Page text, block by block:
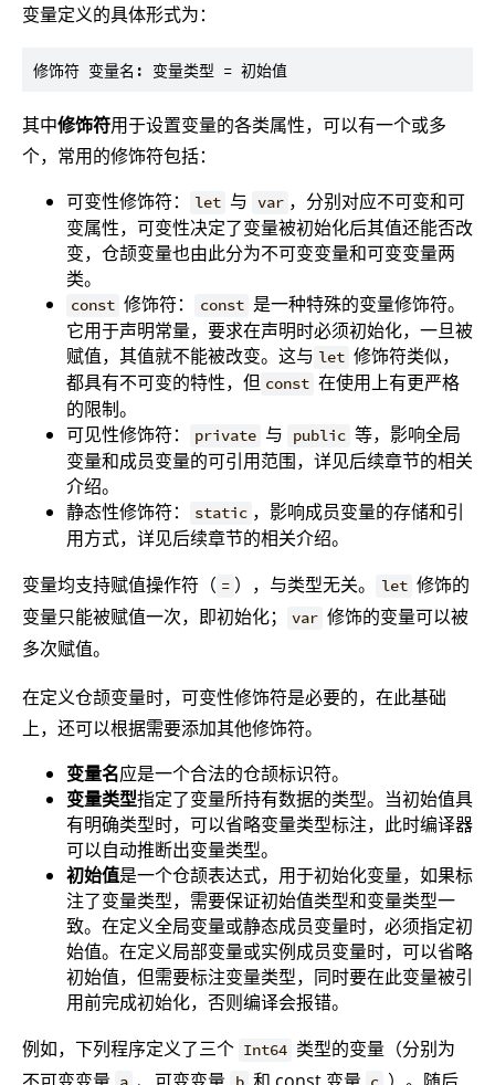
变量定义的具体形式为：
其中修饰符用于设置变量的各类属性，可以有一个或多
个，常用的修饰符包括：
可变性修饰符：
let 与 var ，分别对应不可变和可
变属性，可变性决定了变量被初始化后其值还能否改
变，仓颉变量也由此分为不可变变量和可变变量两
类。
const 修饰符： const 是一种特殊的变量修饰符。
它用于声明常量，要求在声明时必须初始化，一旦被
赋值，其值就不能被改变。这与 let 修饰符类似，
都具有不可变的特性，但 const 在使用上有更严格
的限制。
可见性修饰符：
private 与 public 等，影响全局
变量和成员变量的可引用范围，详见后续章节的相关
介绍。
静态性修饰符：
static ，影响成员变量的存储和引
用方式，详见后续章节的相关介绍。
变量均支持赋值操作符（ = ），与类型无关。 let 修饰的
变量只能被赋值一次，即初始化；
var 修饰的变量可以被
多次赋值。
在定义仓颉变量时，可变性修饰符是必要的，在此基础
上，还可以根据需要添加其他修饰符。
变量名应是一个合法的仓颉标识符。
变量类型指定了变量所持有数据的类型。当初始值具
有明确类型时，可以省略变量类型标注，此时编译器
可以自动推断出变量类型。
初始值是一个仓颉表达式，用于初始化变量，如果标
注了变量类型，需要保证初始值类型和变量类型一
致。在定义全局变量或静态成员变量时，必须指定初
始值。在定义局部变量或实例成员变量时，可以省略
初始值，但需要标注变量类型，同时要在此变量被引
用前完成初始化，否则编译会报错。
例如，下列程序定义了三个 Int64 类型的变量（分别为